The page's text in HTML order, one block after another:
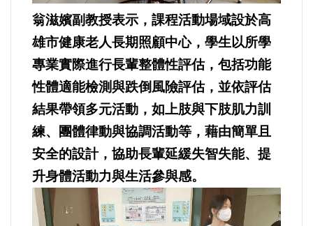
自然/地理/景觀/地球
都市發展與都市建設
財務金融/稅制改革
選舉/民調
觀光旅遊
生物科技
翁滋嬪副教授表示，課程活動場域設於高
雄市健康老人長期照顧中心，學生以所學
專業實際進行長輩整體性評估，包括功能
性體適能檢測與跌倒風險評估，並依評估
結果帶領多元活動，如上肢與下肢肌力訓
練、團體律動與協調活動等，藉由簡單且
安全的設計，協助長輩延緩失智失能、提
升身體活動力與生活參與感。